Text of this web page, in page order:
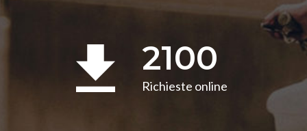
2100
Richieste online